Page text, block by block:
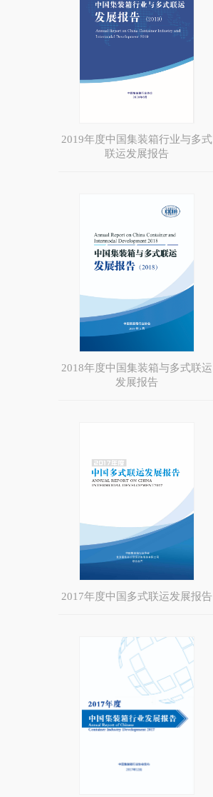
2019年度中国集装箱行业与多式
联运发展报告
2018年度中国集装箱与多式联运
发展报告
2017年度中国多式联运发展报告